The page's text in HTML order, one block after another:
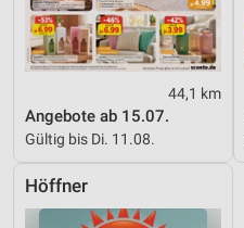
44,1 km
Angebote ab 15.07.
Gültig bis Di. 11.08.
Höffner